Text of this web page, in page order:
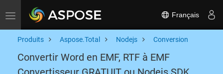
Toggle navigation Français
Produits Aspose.Total Nodejs Conversion
Convertir Word en EMF, RTF à EMF